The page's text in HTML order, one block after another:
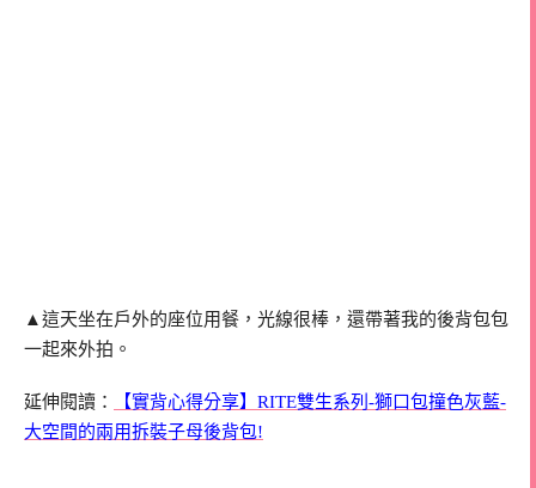
▲這天坐在戶外的座位用餐，光線很棒，還帶著我的後背包包
一起來外拍。
延伸閱讀：
【實背心得分享】RITE雙生系列-獅口包撞色灰藍-
大空間的兩用拆裝子母後背包!